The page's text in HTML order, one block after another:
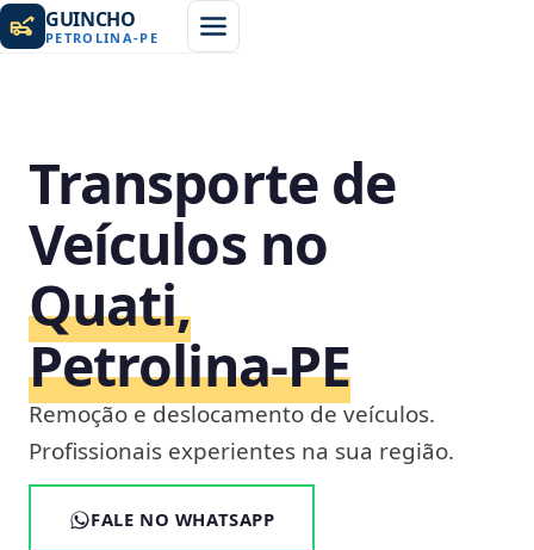
GUINCHO
PETROLINA-PE
Transporte de
Veículos no
Quati,
Petrolina‑PE
Remoção e deslocamento de veículos.
Profissionais experientes na sua região.
FALE NO WHATSAPP